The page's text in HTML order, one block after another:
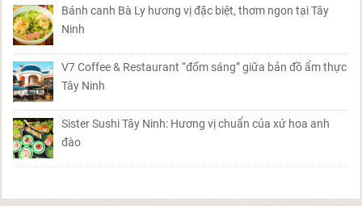
Bánh canh Bà Ly hương vị đặc biệt, thơm ngon tại Tây
Ninh
V7 Coffee & Restaurant “đốm sáng” giữa bản đồ ẩm thực
Tây Ninh
Sister Sushi Tây Ninh: Hương vị chuẩn của xứ hoa anh
đào